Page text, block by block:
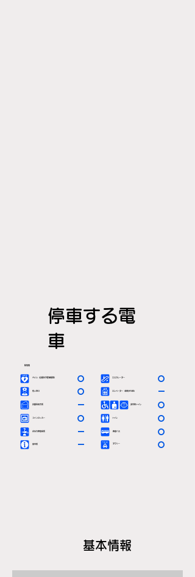
停車する電
車
駅情報
ＡＥＤ（自動体外除細動器）
有人窓口
定期券発売所
エスカレーター
エレベーター（車椅子対応）
多目的トイレ
〇
〇
－
〇
－
〇
コインロッカー トイレ
〇 〇
お忘れ物取扱所 －
案内所 － タクシー 〇
路線バス 〇
基本情報